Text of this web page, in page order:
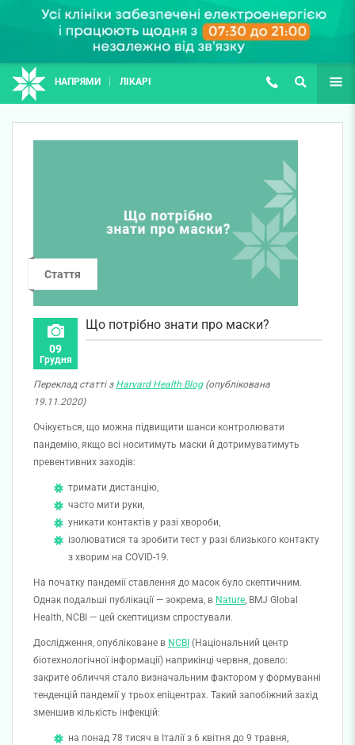
НАПРЯМИ ЛІКАРІ (067) 127-03-03
ПОШУК ЩЕ
Стаття
09
Грудня
Що потрібно знати про маски?
Переклад статті з Harvard Health Blog(опублікована
19.11.2020)
Очікується, що можна підвищити шанси контролювати
пандемію, якщо всі носитимуть маски й дотримуватимуть
превентивних заходів:
тримати дистанцію,
часто мити руки,
уникати контактів у разі хвороби,
ізолюватися та зробити тест у разі близького контакту
з хворим на COVID-19.
На початку пандемії ставлення до масок було скептичним.
Однак подальші публікації — зокрема, в Nature , BMJ Global
Health, NCBI — цей скептицизм спростували.
Дослідження, опубліковане в NCBI (Національний центр
біотехнологічної інформації) наприкінці червня, довело:
закрите обличчя стало визначальним фактором у формуванні
тенденцій пандемії у трьох епіцентрах. Такий запобіжний захід
зменшив кількість інфекцій:
на понад 78 тисяч в Італії з 6 квітня до 9 травня,